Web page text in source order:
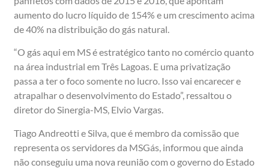
aumento do lucro líquido de 154% e um crescimento acima
de 40% na distribuição do gás natural.
“O gás aqui em MS é estratégico tanto no comércio quanto
na área industrial em Três Lagoas. E uma privatização
passa a ter o foco somente no lucro. Isso vai encarecer e
atrapalhar o desenvolvimento do Estado”, ressaltou o
diretor do Sinergia-MS, Elvio Vargas.
Tiago Andreotti e Silva, que é membro da comissão que
representa os servidores da MSGás, informou que ainda
não conseguiu uma nova reunião com o governo do Estado